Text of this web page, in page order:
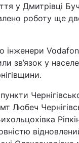
у Дмитрівці
роботу ще
інженери
зв’язок у
Любеч